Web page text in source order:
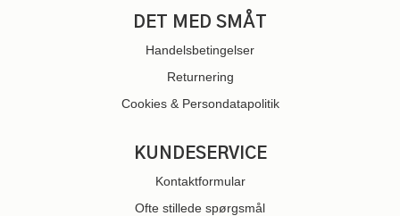
DET MED SMÅT
Handelsbetingelser
Returnering
Cookies & Persondatapolitik
KUNDESERVICE
Kontaktformular
Ofte stillede spørgsmål